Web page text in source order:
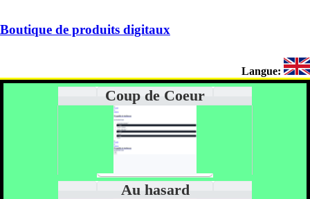
Boutique de produits digitaux
Langue:
Coup de Coeur
Au hasard